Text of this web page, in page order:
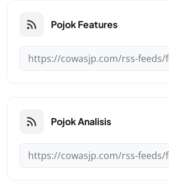
Pojok Features
Pojok Analisis